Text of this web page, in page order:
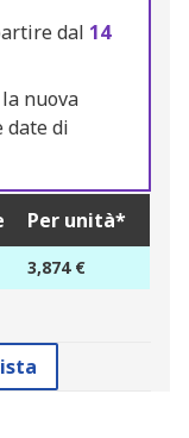
dal 14
nuova
date di
Per unità*
3,874 €